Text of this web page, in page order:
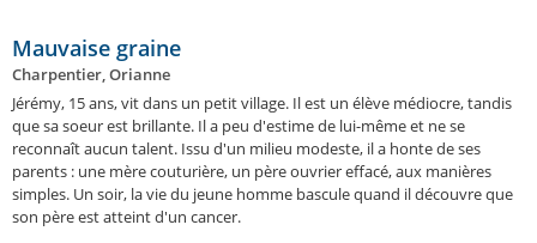
Mauvaise graine
Charpentier, Orianne
Jérémy, 15 ans, vit dans un petit village. Il est un élève médiocre, tandis
que sa soeur est brillante. Il a peu d'estime de lui-même et ne se
reconnaît aucun talent. Issu d'un milieu modeste, il a honte de ses
parents : une mère couturière, un père ouvrier effacé, aux manières
simples. Un soir, la vie du jeune homme bascule quand il découvre que
son père est atteint d'un cancer.